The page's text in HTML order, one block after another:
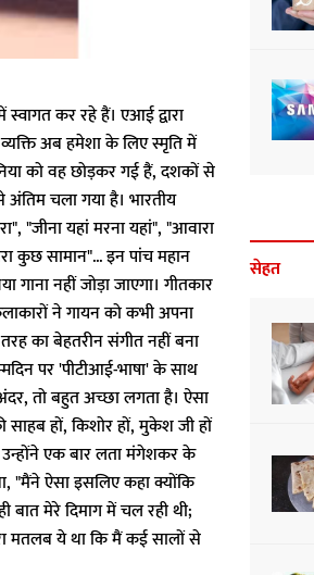
कर रहे हैं। एआई द्वारा
अब हमेशा के लिए स्मृति में
को वह छोड़कर गई हैं, दशकों से
चला गया है। भारतीय
"जीना यहां मरना यहां", "आवारा
कुछ सामान"... इन पांच महान
नहीं जोड़ा जाएगा। गीतकार
ने गायन को कभी अपना
का बेहतरीन संगीत नहीं बना
पर 'पीटीआई-भाषा' के साथ
तो बहुत अच्छा लगता है। ऐसा
हों, किशोर हों, मुकेश जी हों
एक बार लता मंगेशकर के
"मैंने ऐसा इसलिए कहा क्योंकि
मेरे दिमाग में चल रही थी;
मतलब ये था कि मैं कई सालों से
सेहत